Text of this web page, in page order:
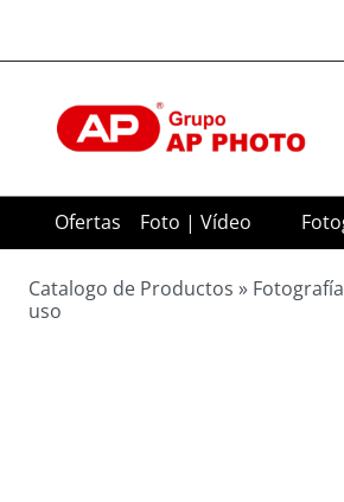
Ofertas Foto | Vídeo
Catalogo de Productos »
uso